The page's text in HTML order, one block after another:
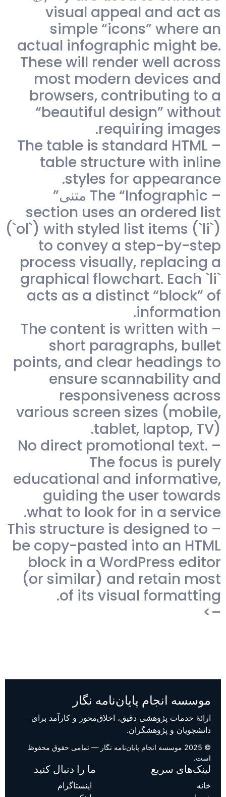
visual appeal and act as
simple “icons” where an
actual infographic might be.
These will render well across
most modern devices and
browsers, contributing to a
“beautiful design” without
requiring images.
– The table is standard HTML
table structure with inline
styles for appearance.
– The “Infographic متنی”
section uses an ordered list
(`ol`) with styled list items (`li`)
to convey a step-by-step
process visually, replacing a
graphical flowchart. Each `li`
acts as a distinct “block” of
information.
– The content is written with
short paragraphs, bullet
points, and clear headings to
ensure scannability and
responsiveness across
various screen sizes (mobile,
tablet, laptop, TV).
– No direct promotional text.
The focus is purely
educational and informative,
guiding the user towards
what to look for in a service.
– This structure is designed to
be copy-pasted into an HTML
block in a WordPress editor
(or similar) and retain most
of its visual formatting.
–>
موسسه انجام پایان‌نامه نگار
ارائهٔ خدمات پژوهشی دقیق، اخلاق‌محور و کارآمد برای
دانشجویان و پژوهشگران.
© 2025 موسسه انجام پایان‌نامه نگار — تمامی حقوق محفوظ
است.
لینک‌های سریع
خانه
ما را دنبال کنید
اینستاگرام